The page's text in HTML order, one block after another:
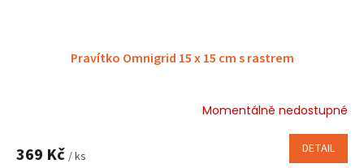
Pravítko Omnigrid 15 x 15 cm s rastrem
Momentálně nedostupné
369 Kč / ks DETAIL